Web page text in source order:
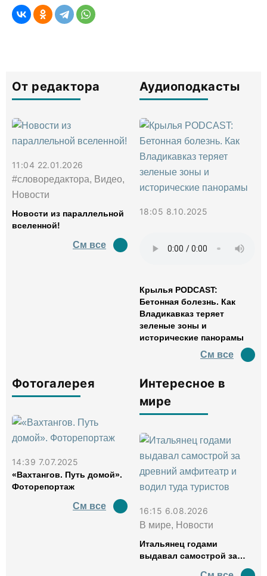
От редактора
11:04 22.01.2026
#словоредактора, Видео,
Новости
Новости из параллельной
вселенной!
См все
Аудиоподкасты
18:05 8.10.2025
Крылья PODCAST:
Бетонная болезнь. Как
Владикавказ теряет
зеленые зоны и
исторические панорамы
См все
Фотогалерея
14:39 7.07.2025
«Вахтангов. Путь домой».
Фоторепортаж
См все
Интересное в
мире
16:15 6.08.2026
В мире, Новости
Итальянец годами
выдавал самострой за